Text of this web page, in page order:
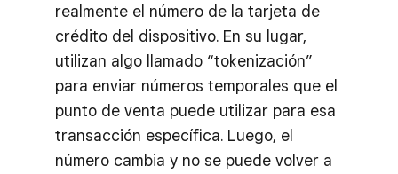
realmente el número de la tarjeta de
crédito del dispositivo. En su lugar,
utilizan algo llamado “tokenización”
para enviar números temporales que el
punto de venta puede utilizar para esa
transacción específica. Luego, el
número cambia y no se puede volver a